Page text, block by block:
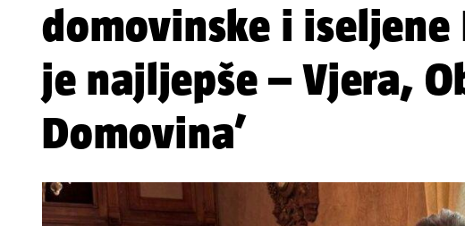
domovinske i iseljene
je najljepše – Vjera,
Domovina’